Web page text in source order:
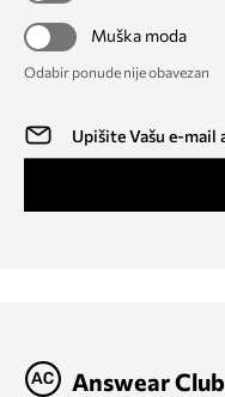
Muška moda
Odabir ponude nije obavezan
Answear Club